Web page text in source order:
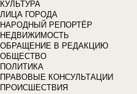
КУЛЬТУРА
ЛИЦА ГОРОДА
НАРОДНЫЙ РЕПОРТЁР
НЕДВИЖИМОСТЬ
ОБРАЩЕНИЕ В РЕДАКЦИЮ
ОБЩЕСТВО
ПОЛИТИКА
ПРАВОВЫЕ КОНСУЛЬТАЦИИ
ПРОИСШЕСТВИЯ